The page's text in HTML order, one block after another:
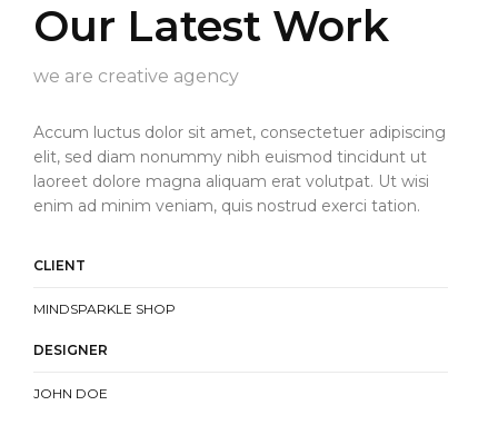
Our Latest Work
we are creative agency
Accum luctus dolor sit amet, consectetuer adipiscing
elit, sed diam nonummy nibh euismod tincidunt ut
laoreet dolore magna aliquam erat volutpat. Ut wisi
enim ad minim veniam, quis nostrud exerci tation.
CLIENT
MINDSPARKLE SHOP
DESIGNER
JOHN DOE